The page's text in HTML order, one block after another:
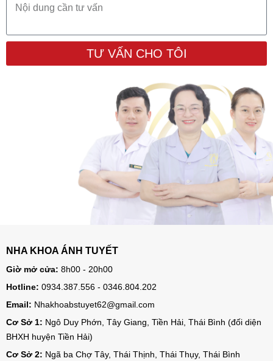
TƯ VẤN CHO TÔI
NHA KHOA ÁNH TUYẾT
Giờ mở cửa: 8h00 - 20h00
Hotline: 0934.387.556 - 0346.804.202
Email: Nhakhoabstuyet62@gmail.com
Cơ Sở 1: Ngô Duy Phớn, Tây Giang, Tiền Hải, Thái Bình (đối diện
BHXH huyện Tiền Hải)
Cơ Sở 2: Ngã ba Chợ Tây, Thái Thịnh, Thái Thụy, Thái Bình